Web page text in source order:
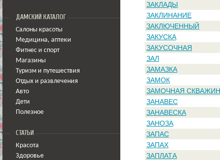
ДАМСКИЙ КАТАЛОГ
Салоны красоты
Медицина, аптеки
Фитнес и спорт
Магазины
Туризм и путешествия
Отдых и развлечения
Авто
Дети
Полезное
СТАТЬИ
Красота
Здоровье
ЗАКЛАДЫ
ЗАКЛИНАНИЕ
ЗАКЛЮЧЕННЫЙ
ЗАКУСКА
ЗАКУСОЧНАЯ
ЗАЛ
ЗАМАЗКА
ЗАМОК
ЗАМОЧНАЯ
ЗАНАВЕС
ЗАНАВЕСКА
ЗАНОЗА
ЗАПАС
ЗАПАХ
ЗАПЛАТА